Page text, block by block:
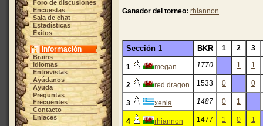
Foro de discusiones
Encuestas
Sala de chat
Estadísticas
Éxitos
Información
Brains
Idiomas
Entrevistas
Ayúdanos
Ayuda
Preguntas
Frecuentes
Contacto
Enlaces
Ganador del torneo: rhiannon
Sección 1 BKR 1 2 3
1 megan 1770 1 1
2 red dragon 1533 0 0
3 xenia 1487 0 1
4 rhiannon 1477 1 0 1